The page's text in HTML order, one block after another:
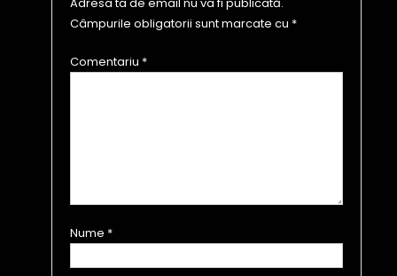
Câmpurile obligatorii sunt marcate cu *
Comentariu *
Nume *